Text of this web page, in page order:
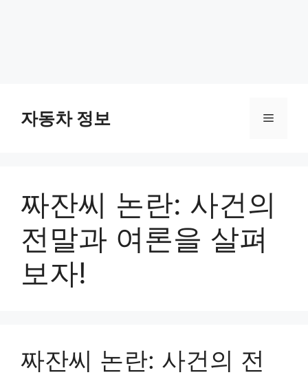
content자동차 정보 Menu
짜잔씨 논란: 사건의
전말과 여론을 살펴
보자!
짜잔씨 논란: 사건의 전